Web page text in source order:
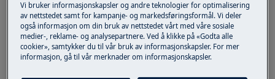
Vi bruker informasjonskapsler og andre teknologier for optimalisering
av nettstedet samt for kampanje- og markedsføringsformål. Vi deler
også informasjon om din bruk av nettstedet vårt med våre sosiale
medier-, reklame- og analysepartnere. Ved å klikke på «Godta alle
cookier», samtykker du til vår bruk av informasjonskapsler. For mer
informasjon, gå til vår merknader om informasjonskapsler.